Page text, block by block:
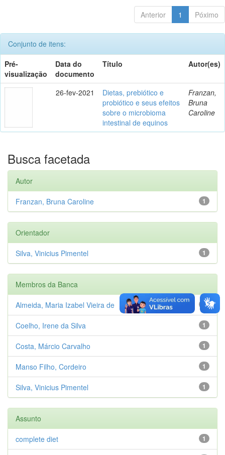
Anterior 1 Póximo
Conjunto de itens:
Pré-
visualização
Data do
documento
Título Autor(es)
26-fev-2021
Dietas, prebiótico e
probiótico e seus efeitos
sobre o microbioma
intestinal de equinos
Franzan,
Bruna
Caroline
Busca facetada
Autor
1
Franzan, Bruna Caroline
Orientador
1
Silva, Vinicius Pimentel
Membros da Banca
1
Almeida, Maria Izabel Vieira de
1
Coelho, Irene da Silva
1
Costa, Márcio Carvalho
1
Manso Filho, Cordeiro
1
Silva, Vinicius Pimentel
Assunto
1
complete diet